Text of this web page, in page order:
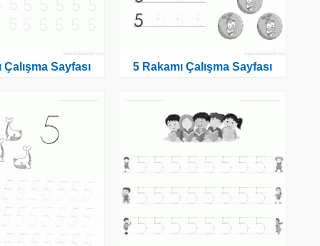
Çalışma Sayfası 5 Rakamı Çalışma Sayfası